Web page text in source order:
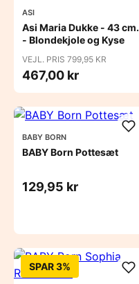
ASI
Asi Maria Dukke - 43 cm.
- Blondekjole og Kyse
VEJL. PRIS 799,95 KR
467,00 kr
BABY BORN
BABY Born Pottesæt
129,95 kr
SPAR 3%